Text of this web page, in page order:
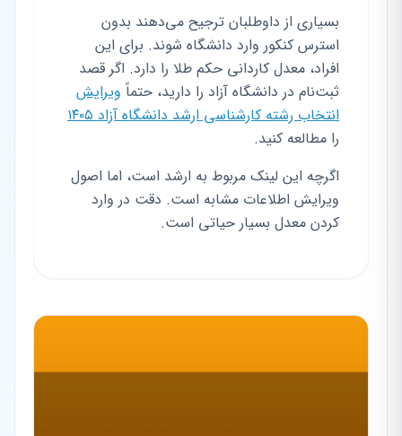
بسیاری از داوطلبان ترجیح می‌دهند بدون
استرس کنکور وارد دانشگاه شوند. برای این
افراد، معدل کاردانی حکم طلا را دارد. اگر قصد
ثبت‌نام در دانشگاه آزاد را دارید، حتماً ویرایش
انتخاب رشته کارشناسی ارشد دانشگاه آزاد ۱۴۰۵
را مطالعه کنید.
اگرچه این لینک مربوط به ارشد است، اما اصول
ویرایش اطلاعات مشابه است. دقت در وارد
کردن معدل بسیار حیاتی است.